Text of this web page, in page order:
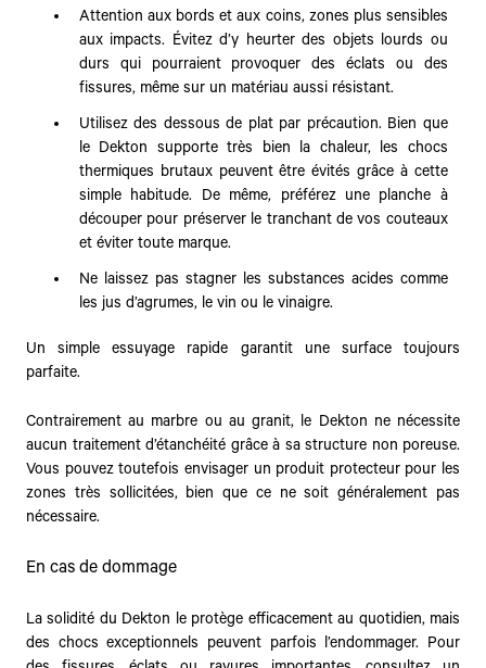
Attention aux bords et aux coins, zones plus sensibles
aux impacts. Évitez d’y heurter des objets lourds ou
durs qui pourraient provoquer des éclats ou des
fissures, même sur un matériau aussi résistant.
Utilisez des dessous de plat par précaution. Bien que
le Dekton supporte très bien la chaleur, les chocs
thermiques brutaux peuvent être évités grâce à cette
simple habitude. De même, préférez une planche à
découper pour préserver le tranchant de vos couteaux
et éviter toute marque.
Ne laissez pas stagner les substances acides comme
les jus d’agrumes, le vin ou le vinaigre.
Un simple essuyage rapide garantit une surface toujours
parfaite.
Contrairement au marbre ou au granit, le Dekton ne nécessite
aucun traitement d’étanchéité grâce à sa structure non poreuse.
Vous pouvez toutefois envisager un produit protecteur pour les
zones très sollicitées, bien que ce ne soit généralement pas
nécessaire.
En cas de dommage
La solidité du Dekton le protège efficacement au quotidien, mais
des chocs exceptionnels peuvent parfois l’endommager. Pour